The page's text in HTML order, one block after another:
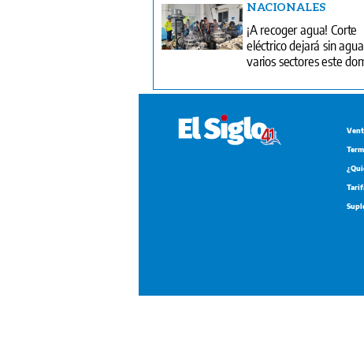
NACIONALES
¡A recoger agua! Corte
eléctrico dejará sin
varios sectores este